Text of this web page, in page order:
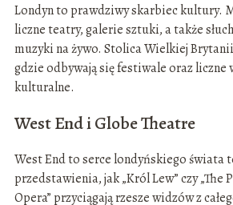
Londyn to prawdziwy skarbiec kultury.
liczne teatry, galerie sztuki, a także
muzyki na żywo. Stolica Wielkiej
gdzie odbywają się festiwale oraz liczne
kulturalne.
West End i Globe Theatre
West End to serce londyńskiego świata
przedstawienia, jak „Król Lew” czy „The
Opera” przyciągają rzesze widzów z